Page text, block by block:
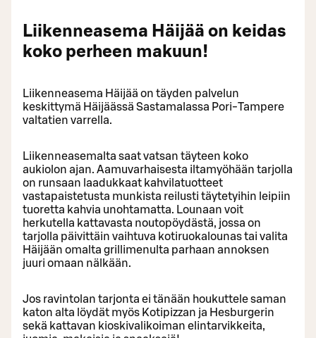
Liikenneasema Häijää on keidas
koko perheen makuun!
Liikenneasema Häijää on täyden palvelun
keskittymä Häijäässä Sastamalassa Pori-Tampere
valtatien varrella.
Liikenneasemalta saat vatsan täyteen koko
aukiolon ajan. Aamuvarhaisesta iltamyöhään tarjolla
on runsaan laadukkaat kahvilatuotteet
vastapaistetusta munkista reilusti täytetyihin leipiin
tuoretta kahvia unohtamatta. Lounaan voit
herkutella kattavasta noutopöydästä, jossa on
tarjolla päivittäin vaihtuva kotiruokalounas tai valita
Häijään omalta grillimenulta parhaan annoksen
juuri omaan nälkään.
Jos ravintolan tarjonta ei tänään houkuttele saman
katon alta löydät myös Kotipizzan ja Hesburgerin
sekä kattavan kioskivalikoiman elintarvikkeita,